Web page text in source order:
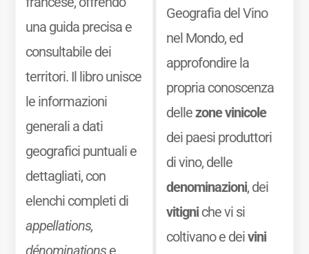
una guida precisa e
consultabile dei
territori. Il libro unisce
le informazioni
generali a dati
geografici puntuali e
dettagliati, con
elenchi completi di
appellations,
dénominationse
Geografia del Vino
nel Mondo, ed
approfondire la
propria conoscenza
dellezone vinicole
dei paesi produttori
di vino, delle
denominazioni, dei
vitigniche vi si
coltivano e deivini